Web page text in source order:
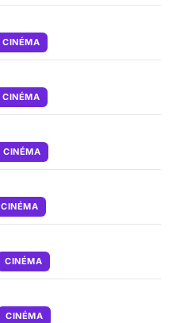
CINÉMA
CINÉMA
CINÉMA
CINÉMA
CINÉMA
CINÉMA